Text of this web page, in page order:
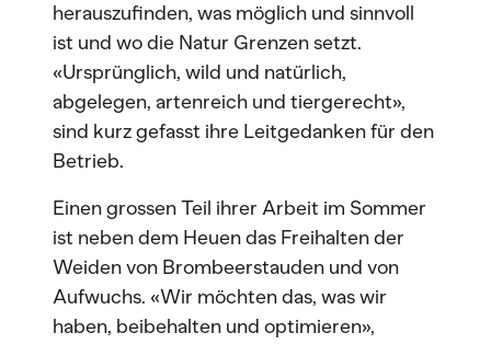
herauszufinden, was möglich und sinnvoll
ist und wo die Natur Grenzen setzt.
«Ursprünglich, wild und natürlich,
abgelegen, artenreich und tiergerecht»,
sind kurz gefasst ihre Leitgedanken für den
Betrieb.
Einen grossen Teil ihrer Arbeit im Sommer
ist neben dem Heuen das Freihalten der
Weiden von Brombeerstauden und von
Aufwuchs. «Wir möchten das, was wir
haben, beibehalten und optimieren»,